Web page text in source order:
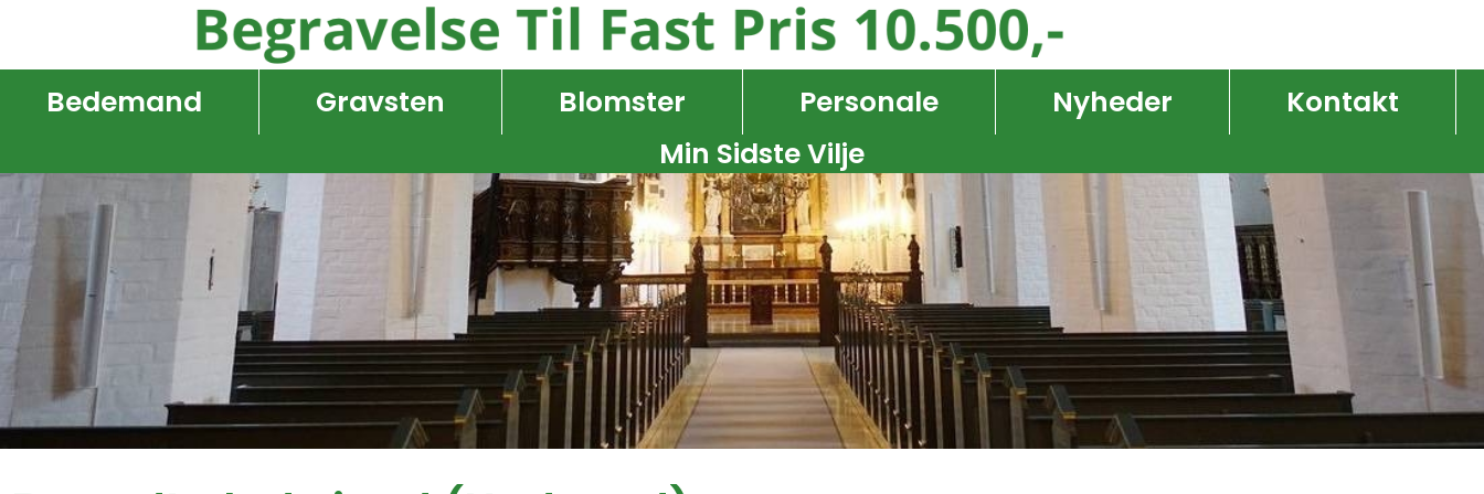
Bedemand Gravsten Blomster Personale Nyheder
Kontakt
Min Sidste Vilje